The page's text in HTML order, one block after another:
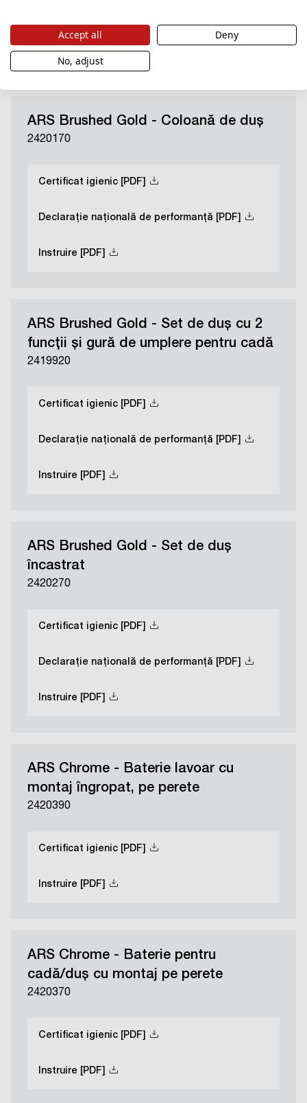
Instruire [PDF]
ARS Brushed Gold - Coloană de duș
2420170
Certificat igienic [PDF]
Declarație națională de performanță [PDF]
Instruire [PDF]
ARS Brushed Gold - Set de duș cu 2
funcții și gură de umplere pentru cadă
2419920
Certificat igienic [PDF]
Declarație națională de performanță [PDF]
Instruire [PDF]
ARS Brushed Gold - Set de duș
încastrat
2420270
Certificat igienic [PDF]
Declarație națională de performanță [PDF]
Instruire [PDF]
ARS Chrome - Baterie lavoar cu
montaj îngropat, pe perete
2420390
Certificat igienic [PDF]
Instruire [PDF]
ARS Chrome - Baterie pentru
cadă/duș cu montaj pe perete
2420370
Certificat igienic [PDF]
Instruire [PDF]
Accept all
Deny
No, adjust